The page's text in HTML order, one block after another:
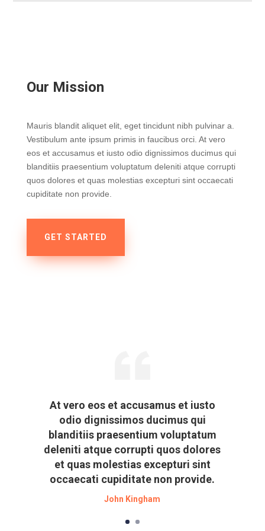
Our Mission
Mauris blandit aliquet elit, eget tincidunt nibh pulvinar a.
Vestibulum ante ipsum primis in faucibus orci. At vero
eos et accusamus et iusto odio dignissimos ducimus qui
blanditiis praesentium voluptatum deleniti atque corrupti
quos dolores et quas molestias excepturi sint occaecati
cupiditate non provide.
GET STARTED
At vero eos et accusamus et iusto
odio dignissimos ducimus qui
blanditiis praesentium voluptatum
deleniti atque corrupti quos dolores
et quas molestias excepturi sint
occaecati cupiditate non provide.
John Kingham